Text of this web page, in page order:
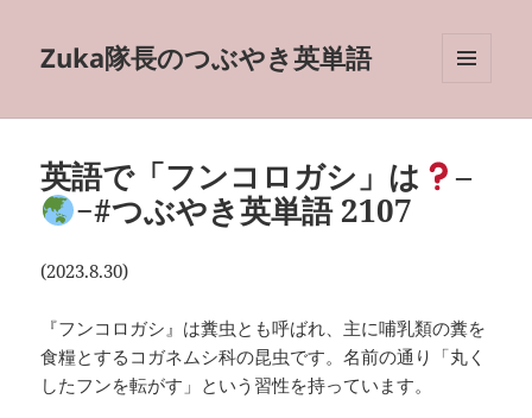
Zuka隊長のつぶやき英単語
ーとウ
英語で「フンコロガシ」は
–
−#つぶやき英単語 2107
(2023.8.30)
『フンコロガシ』は糞虫とも呼ばれ、主に哺乳類の糞を
食糧とするコガネムシ科の昆虫です。名前の通り「丸く
したフンを転がす」という習性を持っています。